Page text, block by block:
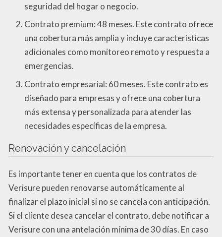
seguridad del hogar o negocio.
Contrato premium: 48 meses. Este contrato ofrece
una cobertura más amplia y incluye características
adicionales como monitoreo remoto y respuesta a
emergencias.
Contrato empresarial: 60 meses. Este contrato es
diseñado para empresas y ofrece una cobertura
más extensa y personalizada para atender las
necesidades específicas de la empresa.
Renovación y cancelación
Es importante tener en cuenta que los contratos de
Verisure pueden renovarse automáticamente al
finalizar el plazo inicial si no se cancela con anticipación.
Si el cliente desea cancelar el contrato, debe notificar a
Verisure con una antelación mínima de 30 días. En caso